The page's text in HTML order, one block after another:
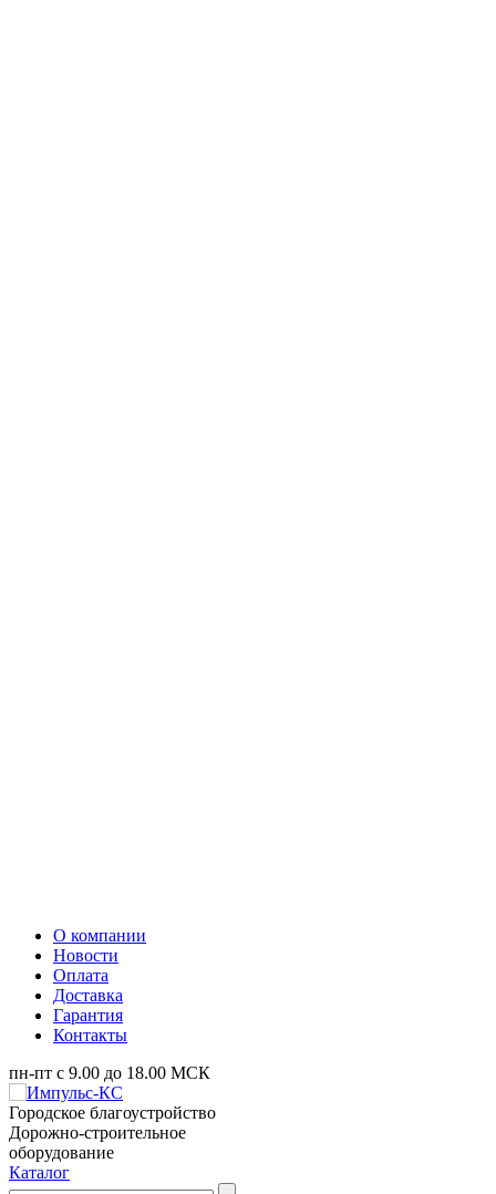
О компании
Новости
Оплата
Доставка
Гарантия
Контакты
пн-пт с 9.00 до 18.00 МСК
Городское благоустройство
Дорожно-строительное
оборудование
Каталог